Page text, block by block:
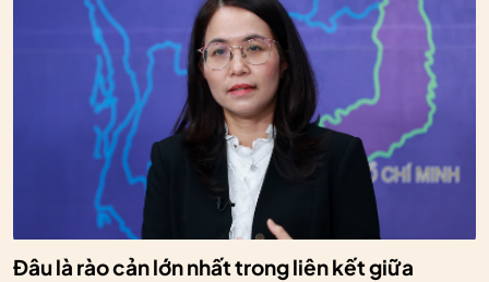
Đâu là rào cản lớn nhất trong liên kết giữa